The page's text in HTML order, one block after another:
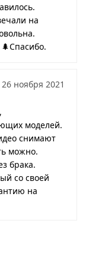
на
26 ноября 2021
моделей.
снимают
можно.
брака.
со своей
на